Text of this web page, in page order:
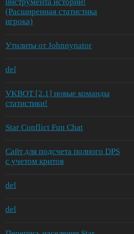
(Расширенная статистика
игрока)
Утилиты от Johnnynator
del
VKBOT [2.1] новые команды
статистики!
Star Conflict Fun Chat
Сайт для подсчета полного DPS
с учетом критов
del
del